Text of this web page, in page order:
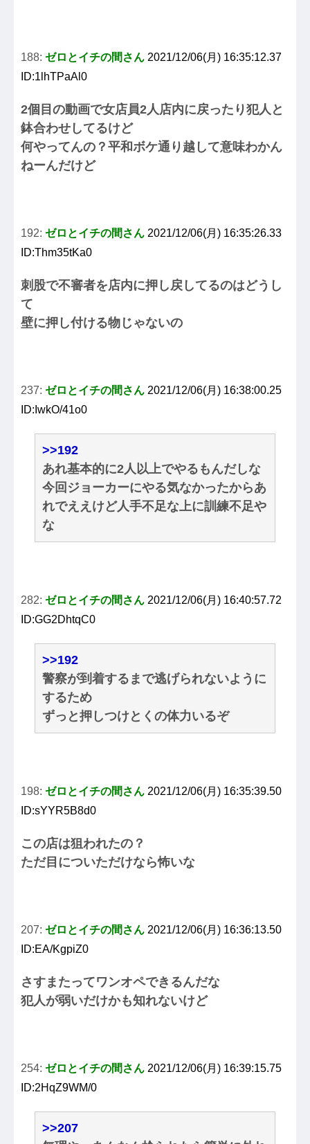
188: ゼロとイチの間さん 2021/12/06(月) 16:35:12.37
ID:1lhTPaAl0
2個目の動画で女店員2人店内に戻ったり犯人と
鉢合わせしてるけど
何やってんの？平和ボケ通り越して意味わかん
ねーんだけど
192: ゼロとイチの間さん 2021/12/06(月) 16:35:26.33
ID:Thm35tKa0
刺股で不審者を店内に押し戻してるのはどうし
て
壁に押し付ける物じゃないの
237: ゼロとイチの間さん 2021/12/06(月) 16:38:00.25
ID:IwkO/41o0
>>192
あれ基本的に2人以上でやるもんだしな
今回ジョーカーにやる気なかったからあ
れでええけど人手不足な上に訓練不足や
な
282: ゼロとイチの間さん 2021/12/06(月) 16:40:57.72
ID:GG2DhtqC0
>>192
警察が到着するまで逃げられないように
するため
ずっと押しつけとくの体力いるぞ
198: ゼロとイチの間さん 2021/12/06(月) 16:35:39.50
ID:sYYR5B8d0
この店は狙われたの？
ただ目についただけなら怖いな
207: ゼロとイチの間さん 2021/12/06(月) 16:36:13.50
ID:EA/KgpiZ0
さすまたってワンオペできるんだな
犯人が弱いだけかも知れないけど
254: ゼロとイチの間さん 2021/12/06(月) 16:39:15.75
ID:2HqZ9WM/0
>>207